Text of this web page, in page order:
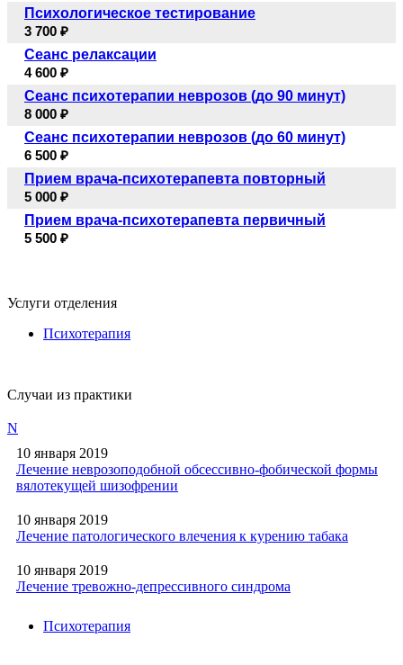
Психологическое тестирование
3 700 ₽
Сеанс релаксации
4 600 ₽
Сеанс психотерапии неврозов (до 90 минут)
8 000 ₽
Сеанс психотерапии неврозов (до 60 минут)
6 500 ₽
Прием врача-психотерапевта повторный
5 000 ₽
Прием врача-психотерапевта первичный
5 500 ₽
Услуги отделения
Психотерапия
Случаи из практики
N
10 января 2019
Лечение неврозоподобной обсессивно-фобической формы
вялотекущей шизофрении
10 января 2019
Лечение патологического влечения к курению табака
10 января 2019
Лечение тревожно-депрессивного синдрома
Психотерапия